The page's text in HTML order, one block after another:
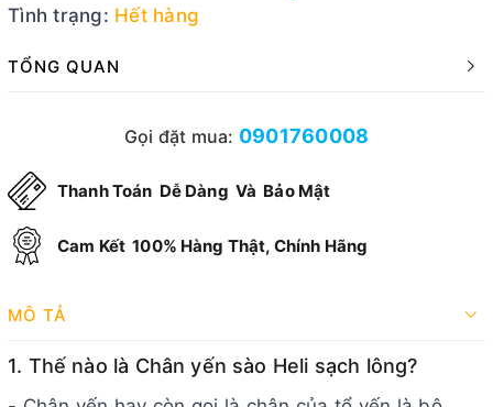
Tình trạng: Hết hàng
TỔNG QUAN
Gọi đặt mua: 0901760008
Thanh Toán Dễ Dàng Và Bảo Mật
Cam Kết 100% Hàng Thật, Chính Hãng
MÔ TẢ
1. Thế nào là Chân yến sào Heli sạch lông?